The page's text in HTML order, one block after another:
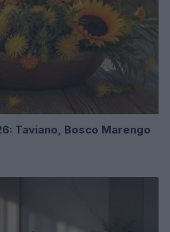
Taviano, Bosco Marengo